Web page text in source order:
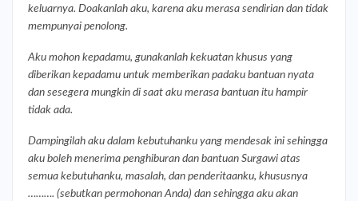
keluarnya. Doakanlah aku, karena aku merasa sendirian dan tidak
mempunyai penolong.
Aku mohon kepadamu, gunakanlah kekuatan khusus yang
diberikan kepadamu untuk memberikan padaku bantuan nyata
dan sesegera mungkin di saat aku merasa bantuan itu hampir
tidak ada.
Dampingilah aku dalam kebutuhanku yang mendesak ini sehingga
aku boleh menerima penghiburan dan bantuan Surgawi atas
semua kebutuhanku, masalah, dan penderitaanku, khususnya
………. (sebutkan permohonan Anda) dan sehingga aku akan